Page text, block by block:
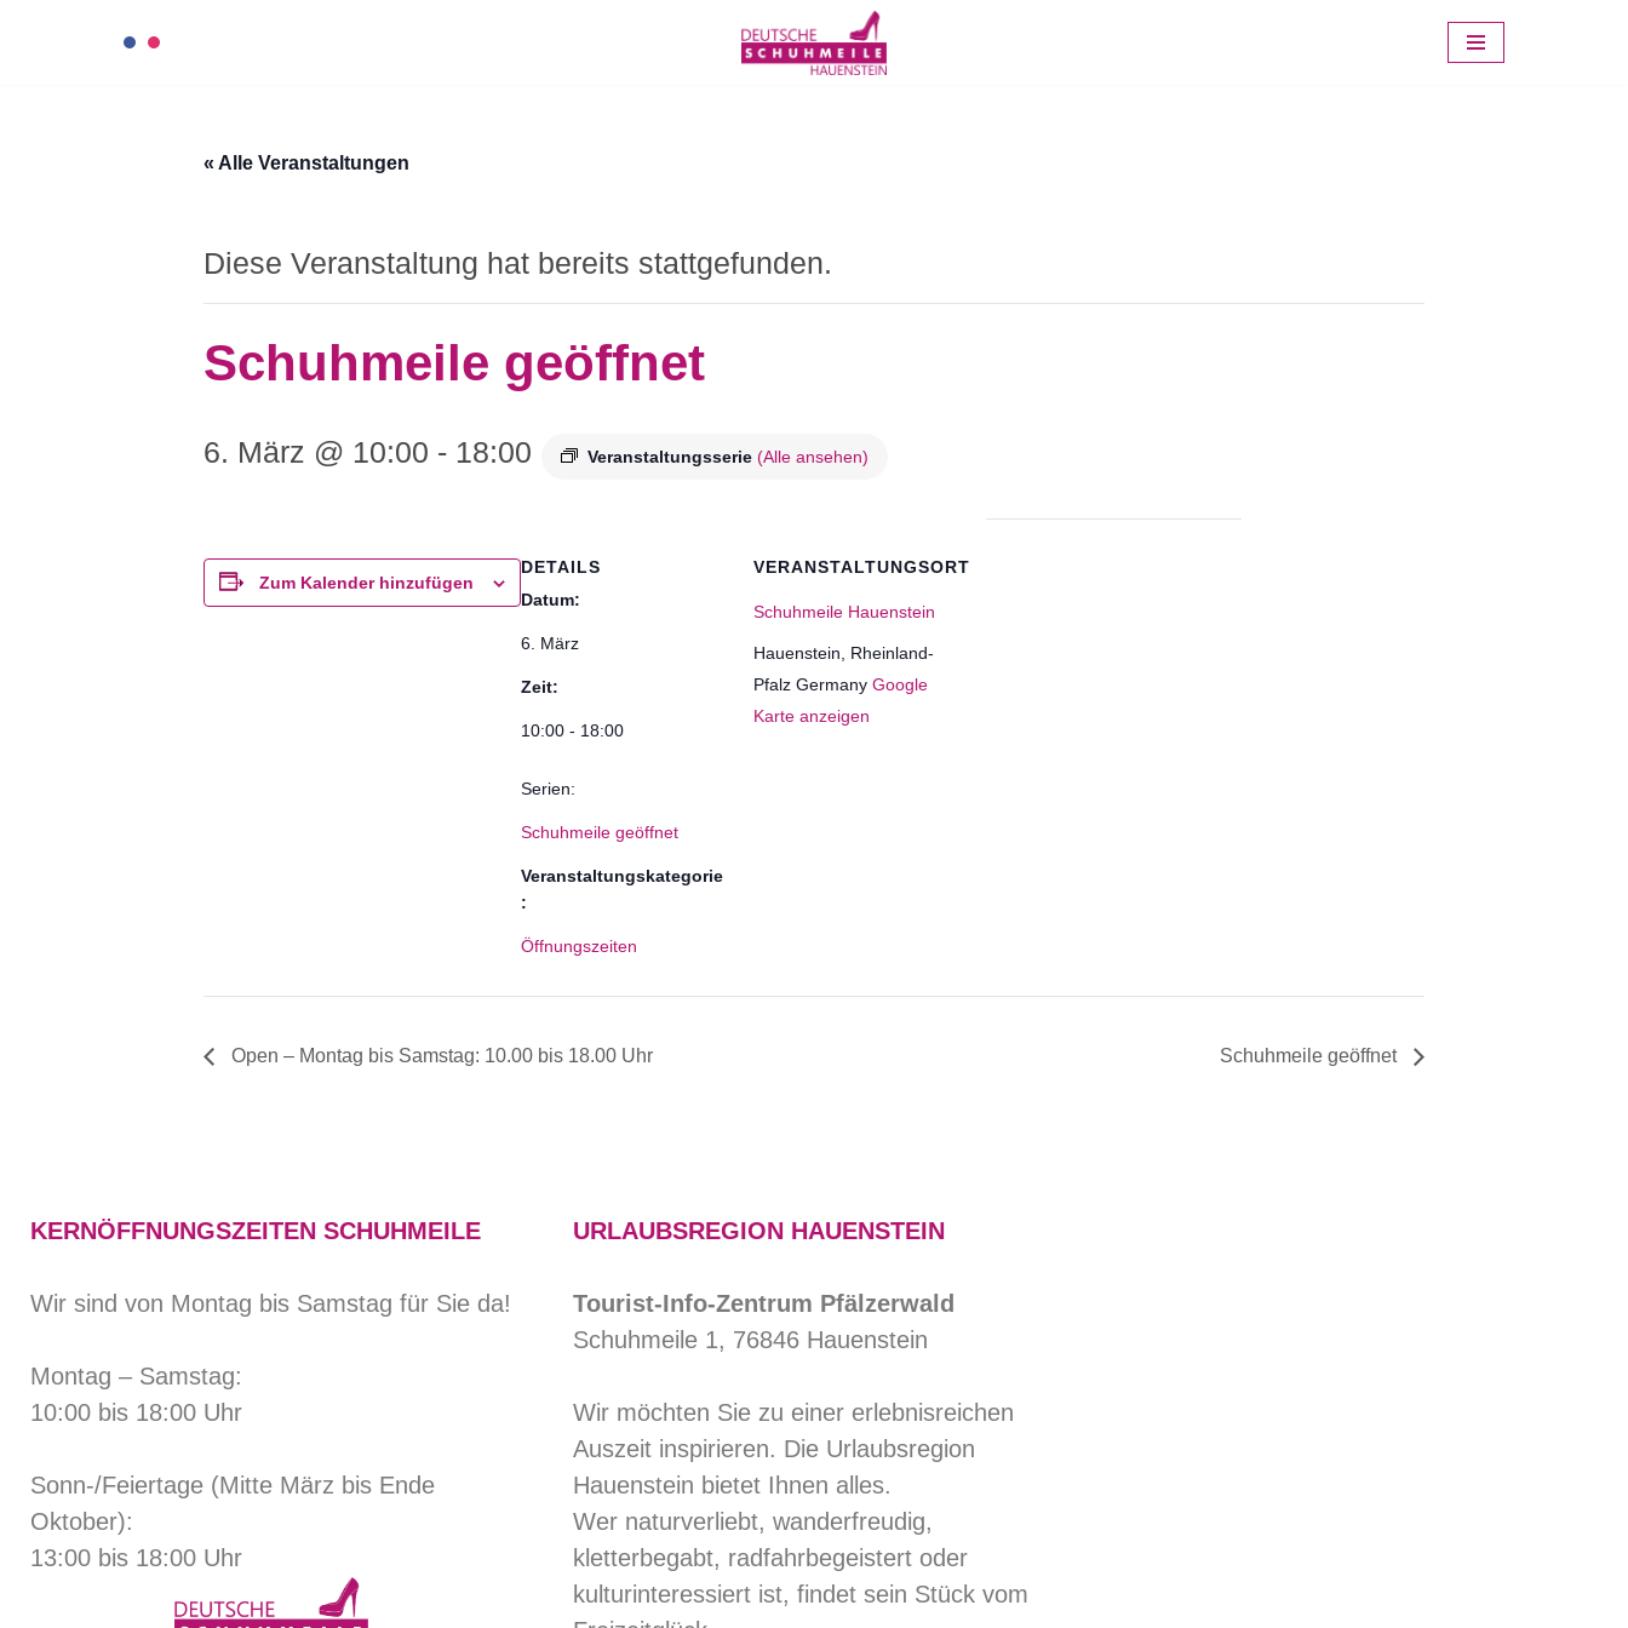
« Alle Veranstaltungen
Diese Veranstaltung hat bereits stattgefunden.
Schuhmeile geöffnet
6. März @ 10:00 - 18:00 Veranstaltungsserie (Alle ansehen)
Zum Kalender hinzufügen
DETAILS
Datum:
6. März
Zeit:
10:00 - 18:00
Serien:
Schuhmeile geöffnet
Veranstaltungskategorie
:
Öffnungszeiten
VERANSTALTUNGSORT
Schuhmeile Hauenstein
Hauenstein
Rheinland-
Pfalz Germany Google
Karte anzeigen
Open – Montag bis Samstag: 10.00 bis 18.00 Uhr Schuhmeile geöffnet
KERNÖFFNUNGSZEITEN SCHUHMEILE
Wir sind von Montag bis Samstag für Sie da!
Montag – Samstag:
10:00 bis 18:00 Uhr
Sonn-/Feiertage (Mitte März bis Ende
Oktober):
13:00 bis 18:00 Uhr
URLAUBSREGION HAUENSTEIN
Tourist-Info-Zentrum Pfälzerwald
Schuhmeile 1, 76846 Hauenstein
Wir möchten Sie zu einer erlebnisreichen
Auszeit inspirieren. Die Urlaubsregion
Hauenstein bietet Ihnen alles.
Wer naturverliebt, wanderfreudig,
kletterbegabt, radfahrbegeistert oder
kulturinteressiert ist, findet sein Stück vom